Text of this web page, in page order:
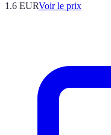
1.6 EURVoir le prix